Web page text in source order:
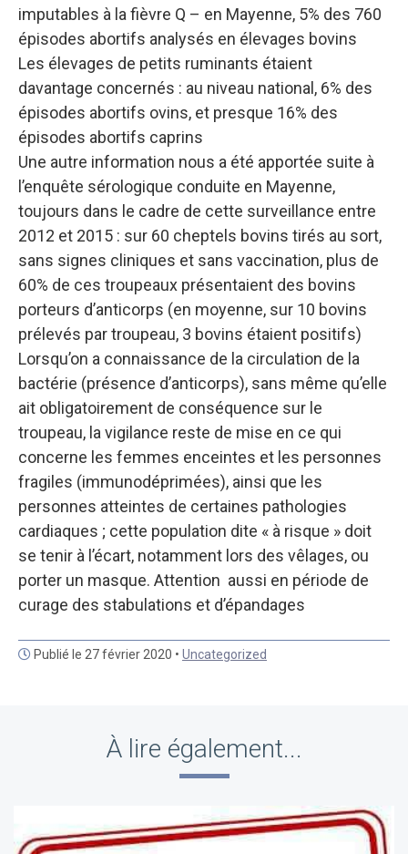
imputables à la fièvre Q – en Mayenne, 5% des 760
épisodes abortifs analysés en élevages bovins
Les élevages de petits ruminants étaient
davantage concernés : au niveau national, 6% des
épisodes abortifs ovins, et presque 16% des
épisodes abortifs caprins
Une autre information nous a été apportée suite à
l’enquête sérologique conduite en Mayenne,
toujours dans le cadre de cette surveillance entre
2012 et 2015 : sur 60 cheptels bovins tirés au sort,
sans signes cliniques et sans vaccination, plus de
60% de ces troupeaux présentaient des bovins
porteurs d’anticorps (en moyenne, sur 10 bovins
prélevés par troupeau, 3 bovins étaient positifs)
Lorsqu’on a connaissance de la circulation de la
bactérie (présence d’anticorps), sans même qu’elle
ait obligatoirement de conséquence sur le
troupeau, la vigilance reste de mise en ce qui
concerne les femmes enceintes et les personnes
fragiles (immunodéprimées), ainsi que les
personnes atteintes de certaines pathologies
cardiaques ; cette population dite « à risque » doit
se tenir à l’écart, notamment lors des vêlages, ou
porter un masque. Attention aussi en période de
curage des stabulations et d’épandages
Publié le 27 février 2020 • Uncategorized
À lire également...